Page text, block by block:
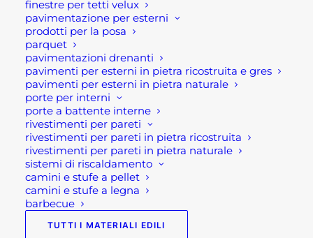
finestre per tetti velux
pavimentazione per esterni
prodotti per la posa
parquet
pavimentazioni drenanti
pavimenti per esterni in pietra ricostruita e gres
pavimenti per esterni in pietra naturale
porte per interni
porte a battente interne
rivestimenti per pareti
rivestimenti per pareti in pietra ricostruita
rivestimenti per pareti in pietra naturale
sistemi di riscaldamento
camini e stufe a pellet
camini e stufe a legna
barbecue
TUTTI I MATERIALI EDILI
mai necessario. Dedichiamo questa festività a un
augurio sincero: che la pace possa tornare a essere
una realtà concreta, nelle nostre vite e nel mondo
intero.
Vogliamo condividere con voi una semplice poesia,
dai toni delicati e genuini, che racchiude l’essenza
di questo messaggio:
Pasqua è Pace
Pasqua è un abbraccio d’amore,
Pasqua è un dono del cuore,